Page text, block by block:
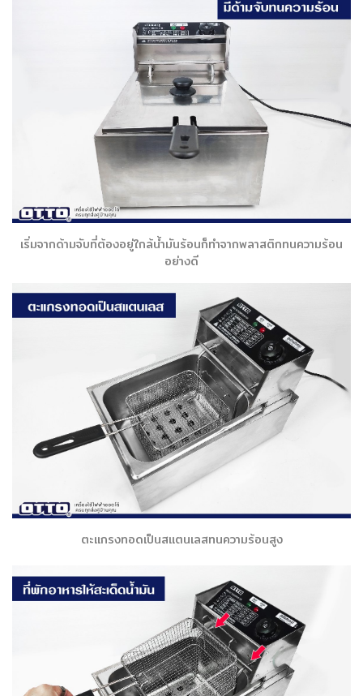
เริ่มจากด้ามจับที่ต้องอยู่ใกล้น้ำมันร้อนก็ทำจากพลาสติกทนความร้อน
อย่างดี
ตะแกรงทอดเป็นสแตนเลสทนความร้อนสูง